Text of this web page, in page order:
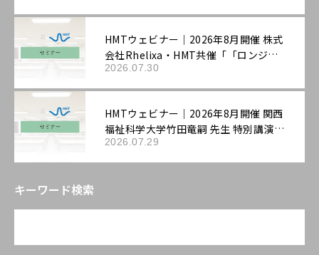
HMTウェビナー｜2026年8月開催 株式
会社Rhelixa・HMT共催「「ロンジェ
ビティ」を科学する：最先端の抗老化
評価戦略」
2026.07.30
HMTウェビナー｜2026年8月開催 関西
福祉科学大学竹田竜嗣 先生 特別講演
「第3回機能性表示ラボ：ロンジェビテ
ィ市場の最新動向と「機能性表示食
み立て方」
2026.07.29
キーワード検索